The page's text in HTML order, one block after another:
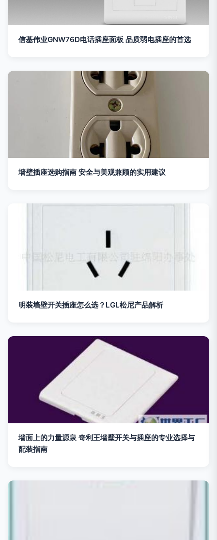
信基伟业GNW76D电话插座面板 品质弱电插座的首选
墙壁插座选购指南 安全与美观兼顾的实用建议
明装墙壁开关插座怎么选？LGL松尼产品解析
墙面上的力量源泉 奇利王墙壁开关与插座的专业选择与
配装指南